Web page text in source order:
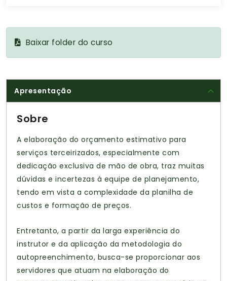
Baixar folder do curso
Apresentação
Sobre
A elaboração do orçamento estimativo para
serviços terceirizados, especialmente com
dedicação exclusiva de mão de obra, traz muitas
dúvidas e incertezas à equipe de planejamento,
tendo em vista a complexidade da planilha de
custos e formação de preços.
Entretanto, a partir da larga experiência do
instrutor e da aplicação da metodologia do
autopreenchimento, busca-se proporcionar aos
servidores que atuam na elaboração do